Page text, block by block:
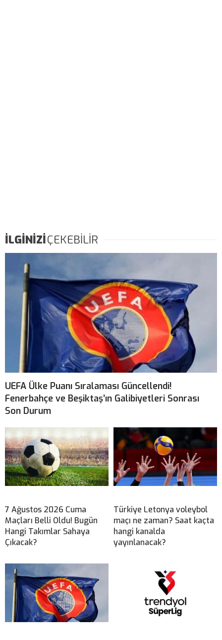
İLGİNİZİÇEKEBİLİR
UEFA Ülke Puanı Sıralaması Güncellendi!
Fenerbahçe ve Beşiktaş’ın Galibiyetleri Sonrası
Son Durum
7 Ağustos 2026 Cuma
Maçları Belli Oldu! Bugün
Hangi Takımlar Sahaya
Çıkacak?
Türkiye Letonya voleybol
maçı ne zaman? Saat kaçta
hangi kanalda
yayınlanacak?